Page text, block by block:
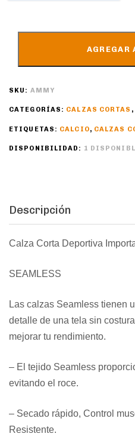
AGREGAR
SKU: AMMY
CATEGORÍAS: CALZAS CORTAS ,
ETIQUETAS: CALCIO, CALZAS
DISPONIBILIDAD: 1
Descripción
Calza Corta Deportiva
SEAMLESS
Las calzas Seamless tienen
detalle de una tela sin
mejorar tu rendimiento.
– El tejido Seamless
evitando el roce.
– Secado rápido, Control
Resistente.